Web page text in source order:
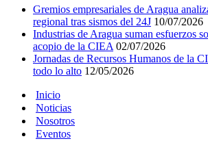
Gremios empresariales de Aragua
regional tras sismos del 24J 10/07/2026
Industrias de Aragua suman esfuerzos
acopio de la CIEA 02/07/2026
Jornadas de Recursos Humanos de la
todo lo alto 12/05/2026
Inicio
Noticias
Nosotros
Eventos